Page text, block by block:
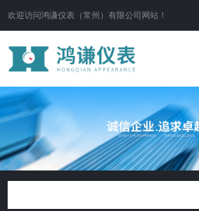
欢迎访问鸿谦仪表（常州）有限公司网站！